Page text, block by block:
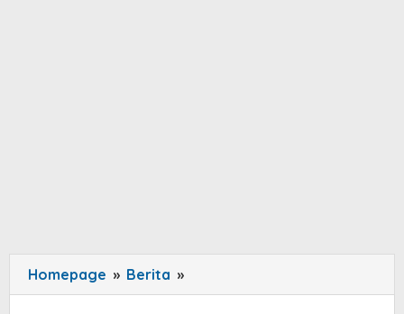
Homepage » Berita »
Imbau